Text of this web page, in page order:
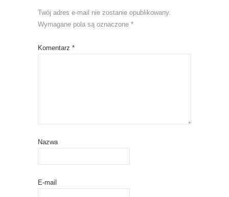
Twój adres e-mail nie zostanie opublikowany.
Wymagane pola są oznaczone *
Komentarz *
Nazwa
E-mail